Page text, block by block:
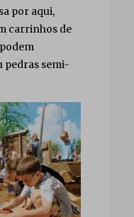
por aqui,
carrinhos de
pedras semi-